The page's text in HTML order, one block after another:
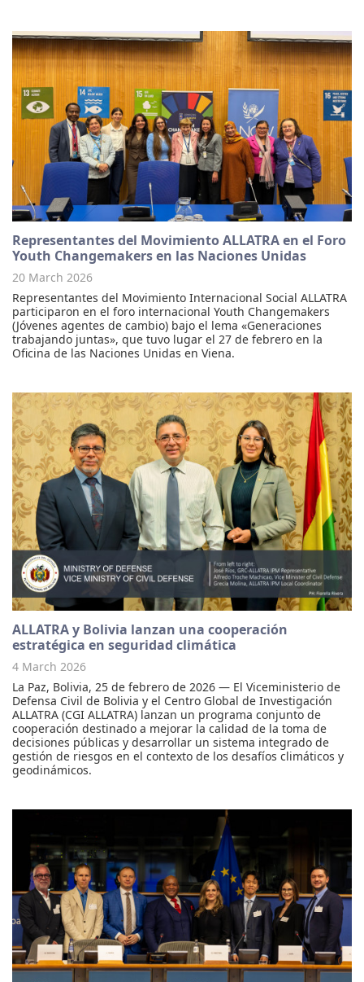
Representantes del Movimiento ALLATRA en el Foro
Youth Changemakers en las Naciones Unidas
20 March 2026
Representantes del Movimiento Internacional Social ALLATRA
participaron en el foro internacional Youth Changemakers
(Jóvenes agentes de cambio) bajo el lema «Generaciones
trabajando juntas», que tuvo lugar el 27 de febrero en la
Oficina de las Naciones Unidas en Viena.
ALLATRA y Bolivia lanzan una cooperación
estratégica en seguridad climática
4 March 2026
La Paz, Bolivia, 25 de febrero de 2026 — El Viceministerio de
Defensa Civil de Bolivia y el Centro Global de Investigación
ALLATRA (CGI ALLATRA) lanzan un programa conjunto de
cooperación destinado a mejorar la calidad de la toma de
decisiones públicas y desarrollar un sistema integrado de
gestión de riesgos en el contexto de los desafíos climáticos y
geodinámicos.